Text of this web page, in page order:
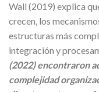
Wall (2019) explica
crecen, los
estructuras más
integración y
(2022) encontraron
complejidad